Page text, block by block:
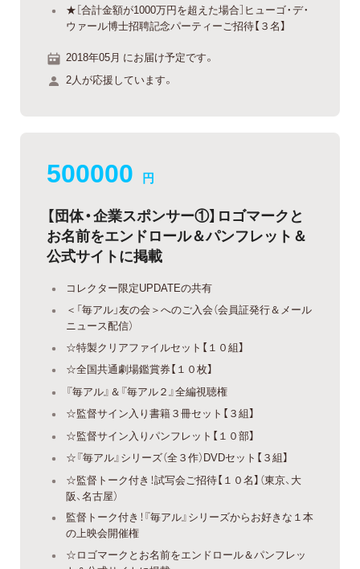
★［合計金額が1000万円を超えた場合］ヒューゴ・デ・
ウァール博士招聘記念パーティーご招待【３名】
2018年05月 にお届け予定です。
2人が応援しています。
500000 円
【団体・企業スポンサー①】ロゴマークと
お名前をエンドロール＆パンフレット＆
公式サイトに掲載
コレクター限定UPDATEの共有
＜「毎アル」友の会＞へのご入会（会員証発行＆メール
ニュース配信）
☆特製クリアファイルセット【１０組】
☆全国共通劇場鑑賞券【１０枚】
『毎アル』＆『毎アル２』全編視聴権
☆監督サイン入り書籍３冊セット【３組】
☆監督サイン入りパンフレット【１０部】
☆『毎アル』シリーズ（全３作）DVDセット【３組】
☆監督トーク付き！試写会ご招待【１０名】（東京、大
阪、名古屋）
監督トーク付き！『毎アル』シリーズからお好きな１本
の上映会開催権
☆ロゴマークとお名前をエンドロール＆パンフレッ